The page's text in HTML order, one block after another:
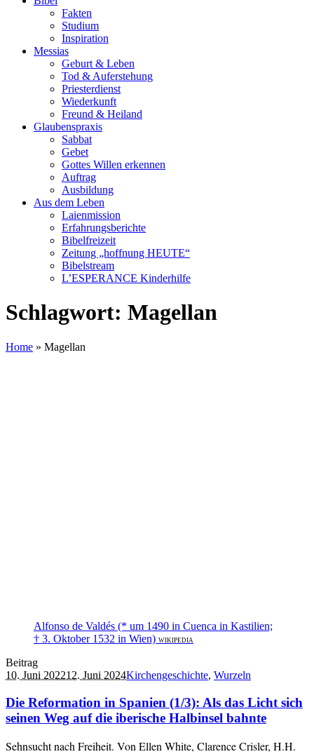
Fakten
Studium
Inspiration
Messias
Geburt & Leben
Tod & Auferstehung
Priesterdienst
Wiederkunft
Freund & Heiland
Glaubenspraxis
Sabbat
Gebet
Gottes Willen erkennen
Auftrag
Ausbildung
Aus dem Leben
Laienmission
Erfahrungsberichte
Bibelfreizeit
Zeitung „hoffnung HEUTE“
Bibelstream
L’ESPERANCE Kinderhilfe
Schlagwort: Magellan
Home » Magellan
Alfonso de Valdés (* um 1490 in Cuenca in Kastilien;
† 3. Oktober 1532 in Wien) WIKIPEDIA
Beitrag
10. Juni 202212. Juni 2024Kirchengeschichte, Wurzeln
Die Reformation in Spanien (1/3): Als das Licht sich
seinen Weg auf die iberische Halbinsel bahnte
Sehnsucht nach Freiheit. Von Ellen White, Clarence Crisler, H.H.